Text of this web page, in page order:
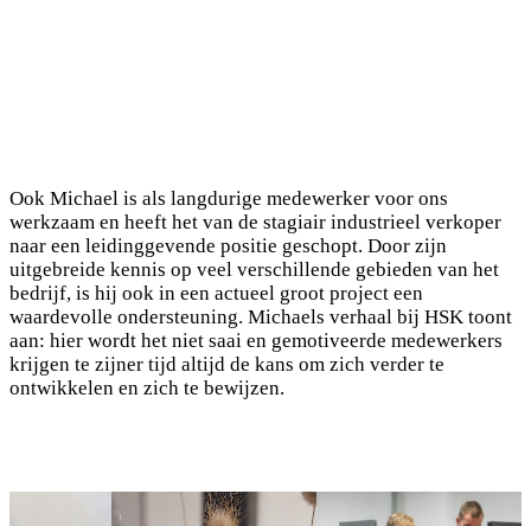
Ook Michael is als langdurige medewerker voor ons
werkzaam en heeft het van de stagiair industrieel verkoper
naar een leidinggevende positie geschopt. Door zijn
uitgebreide kennis op veel verschillende gebieden van het
bedrijf, is hij ook in een actueel groot project een
waardevolle ondersteuning. Michaels verhaal bij HSK toont
aan: hier wordt het niet saai en gemotiveerde medewerkers
krijgen te zijner tijd altijd de kans om zich verder te
ontwikkelen en zich te bewijzen.